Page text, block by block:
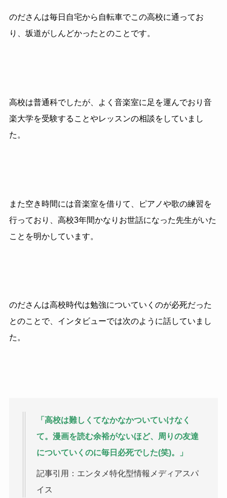
のださんは毎日自宅から自転車でこの高校に通ってお
り、坂道がしんどかったとのことです。
高校は普通科でしたが、よく音楽室に足を運んでおり音
楽大学を受験することやレッスンの相談をしていまし
た。
また空き時間には音楽室を借りて、ピアノや歌の練習を
行っており、高校3年間かなりお世話になった先生がいた
ことを明かしています。
のださんは高校時代は勉強についていくのが必死だった
とのことで、インタビューでは次のように話していまし
た。
「高校は難しくてなかなかついていけなく
て。漫画を読む余裕がないほど、周りの友達
についていくのに毎日必死でした(笑)。」
記事引用：エンタメ特化型情報メディアスパ
イス